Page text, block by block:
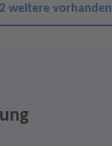
2 weitere vorhanden